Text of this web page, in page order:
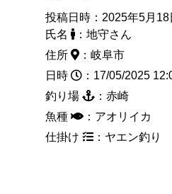
投稿日時：2025年5月18
氏名
：地守さん
住所
：岐阜市
日時
：17/05/2025
釣り場
：赤崎
魚種
：アオリイ
仕掛け
：ヤエン釣り